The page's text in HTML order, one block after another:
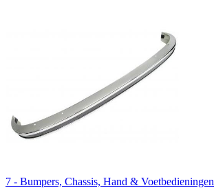
7 - Bumpers, Chassis, Hand & Voetbedieningen